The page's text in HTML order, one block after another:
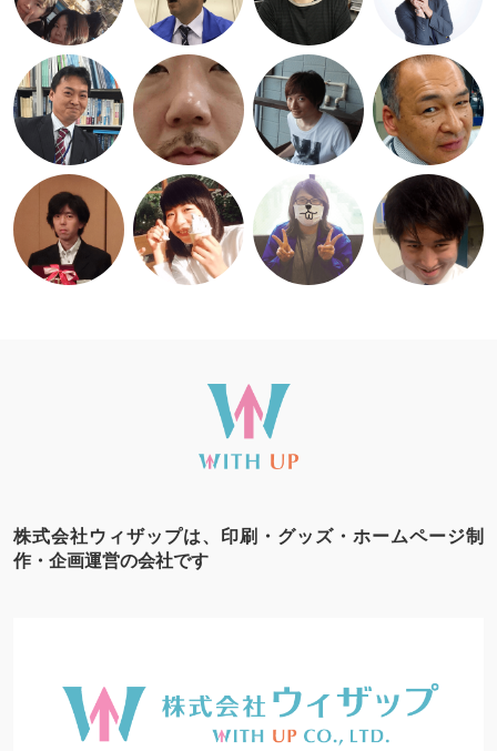
株式会社ウィザップは、印刷・グッズ・ホームページ制
作・企画運営の会社です